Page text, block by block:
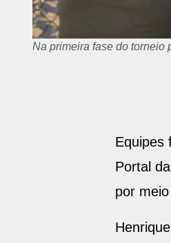
Na primeira fase do torneio
Equipes
Portal
por